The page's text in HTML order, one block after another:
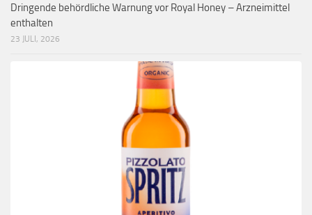
Dringende behördliche Warnung vor Royal Honey – Arzneimittel
enthalten
23 JULI, 2026